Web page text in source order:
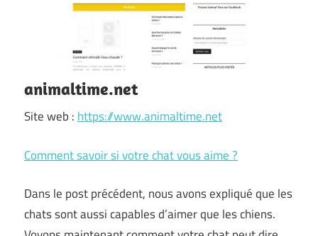
animaltime.net
Site web : https://www.animaltime.net
Comment savoir si votre chat vous aime ?
Dans le post précédent, nous avons expliqué que les
chats sont aussi capables d’aimer que les chiens.